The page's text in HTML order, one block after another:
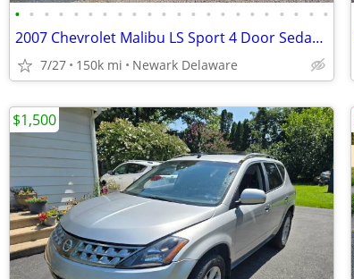
• • • • • • • • • • • • • • • • • • • • • •
2007 Chevrolet Malibu LS Sport 4 Door Sedan -1 Owner -Perfect Carfax
7/27 150k mi Newark Delaware
$1,500